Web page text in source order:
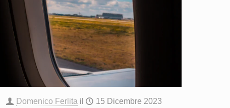
Domenico Ferlita il 15 Dicembre 2023